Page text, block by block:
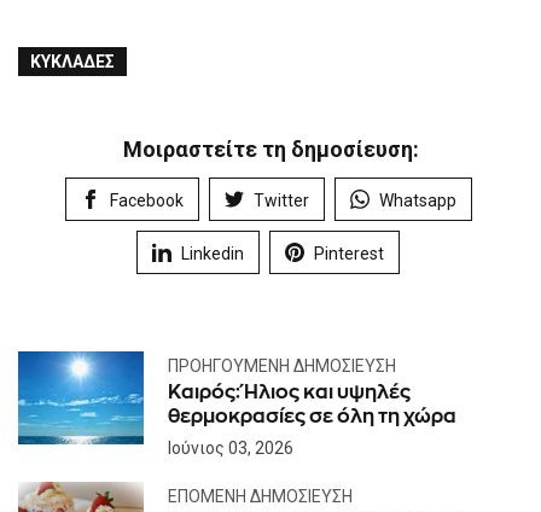
ΚΥΚΛΆΔΕΣ
Μοιραστείτε τη δημοσίευση:
Facebook Twitter Whatsapp
Linkedin Pinterest
ΠΡΟΗΓΟΎΜΕΝΗ ΔΗΜΟΣΊΕΥΣΗ
Καιρός: Ήλιος και υψηλές
θερμοκρασίες σε όλη τη χώρα
Ιούνιος 03, 2026
ΕΠΌΜΕΝΗ ΔΗΜΟΣΊΕΥΣΗ